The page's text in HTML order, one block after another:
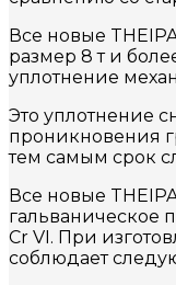
Все новые
размер 8 т и
уплотнение
Это уплотнение
проникновения
тем самым срок
Все новые
гальваническое
Cr VI. При
соблюдает